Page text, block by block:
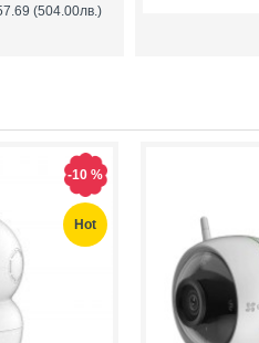
Hot
(504.00лв.)
Hot
-10 %